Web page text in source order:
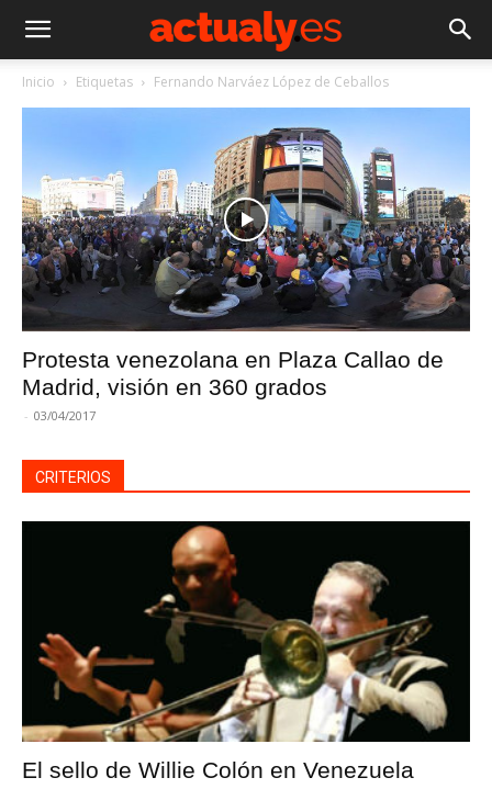
Inicio Etiquetas Fernando Narváez López de Ceballos
Protesta venezolana en Plaza Callao de
Madrid, visión en 360 grados
- 03/04/2017
CRITERIOS
El sello de Willie Colón en Venezuela